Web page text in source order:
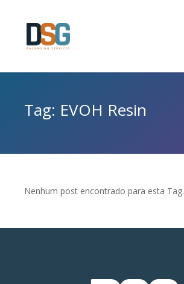
Tag: EVOH Resin
Nenhum post encontrado para esta Tag.